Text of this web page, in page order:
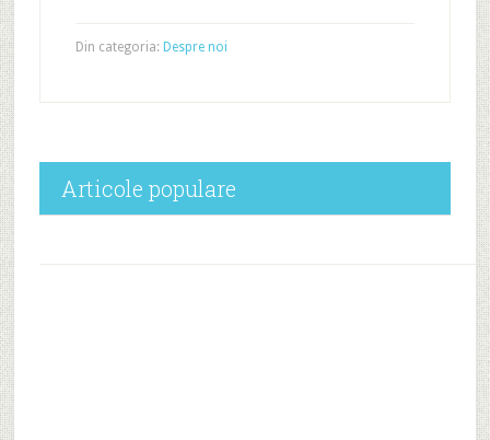
Din categoria: Despre noi
Articole populare